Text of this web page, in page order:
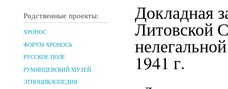
Родственные проекты:
ХРОНОС
ФОРУМ ХРОНОСА
РУССКОЕ ПОЛЕ
РУМЯНЦЕВСКИЙ МУЗЕЙ
ЭТНОЦИКЛОПЕДИЯ
Докладная
Литовской
1941 г.